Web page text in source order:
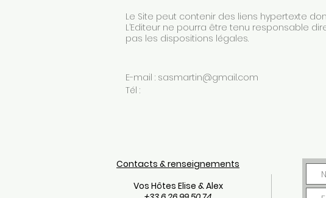
Le Site peut contenir des liens hypertexte
L’Editeur ne pourra être tenu responsable
pas les dispositions légales.
E-mail : sasmartin@gmail.com
Tél :
Contacts & renseignements
Vos Hôtes Elise & Alex